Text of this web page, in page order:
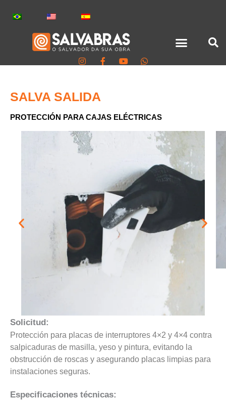
SALVA SALIDA
PROTECCIÓN PARA CAJAS ELÉCTRICAS
Solicitud:
Protección para placas de interruptores 4×2 y 4×4 contra
salpicaduras de masilla, yeso y pintura, evitando la
obstrucción de roscas y asegurando placas limpias para
instalaciones seguras.
Especificaciones técnicas: